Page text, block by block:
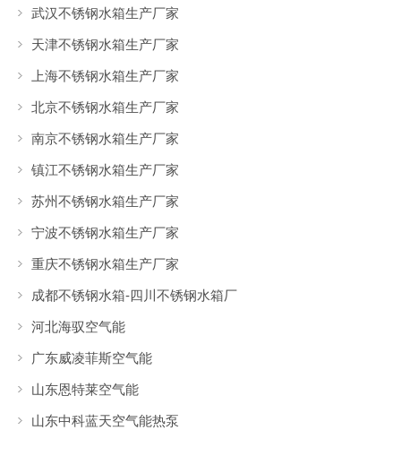
武汉不锈钢水箱生产厂家
天津不锈钢水箱生产厂家
上海不锈钢水箱生产厂家
北京不锈钢水箱生产厂家
南京不锈钢水箱生产厂家
镇江不锈钢水箱生产厂家
苏州不锈钢水箱生产厂家
宁波不锈钢水箱生产厂家
重庆不锈钢水箱生产厂家
成都不锈钢水箱-四川不锈钢水箱厂
河北海驭空气能
广东威凌菲斯空气能
山东恩特莱空气能
山东中科蓝天空气能热泵